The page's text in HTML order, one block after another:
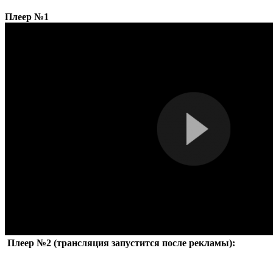
Плеер №1
Плеер №2 (трансляция запустится после рекламы):